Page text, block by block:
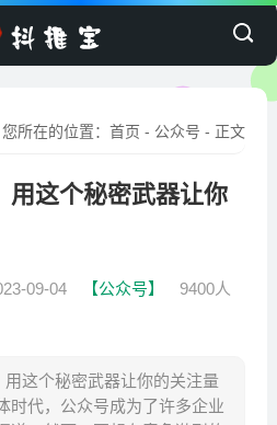
您所在的位置：首页 - 公众号 - 正文
用这个秘密武器让你
09-04 【公众号】
9400人
这个秘密武器让你的关注量
时代，公众号成为了许多企业